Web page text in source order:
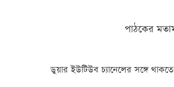
পাঠকের
ডুয়ার ইউটিউব চ্যানেলের সঙ্গে থাকতে